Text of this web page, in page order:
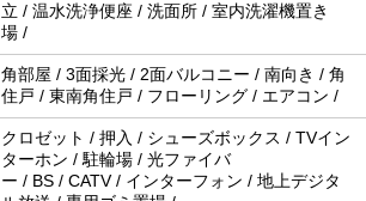
立 / 温水洗浄便座 / 洗面所 / 室内洗濯機置き
場 /
角部屋 / 3面採光 / 2面バルコニー / 南向き / 角
住戸 / 東南角住戸 / フローリング / エアコン /
クロゼット / 押入 / シューズボックス / TVイン
ターホン / 駐輪場 / 光ファイバ
ー / BS / CATV / インターフォン / 地上デジタ